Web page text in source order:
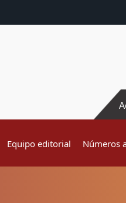
Equipo editorial Números